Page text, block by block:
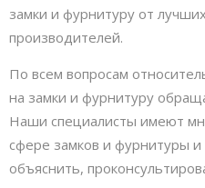
замки и фурнитуру от
производителей.
По всем вопросам
на замки и фурнитуру
Наши специалисты имеют
сфере замков и фурнитуры и
объяснить,